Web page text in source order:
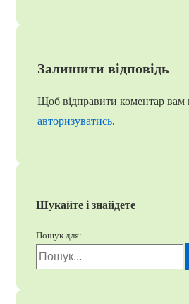
Залишити відповідь
Щоб відправити коментар вам
авторизуватись.
Шукайте і знайдете
Пошук для: